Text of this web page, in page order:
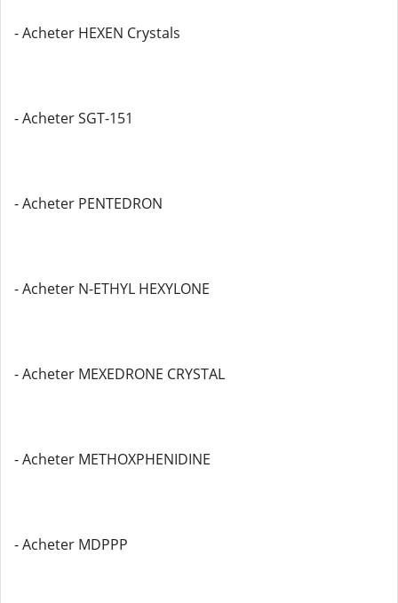
- Acheter HEXEN Crystals
- Acheter SGT-151
- Acheter PENTEDRON
- Acheter N-ETHYL HEXYLONE
- Acheter MEXEDRONE CRYSTAL
- Acheter METHOXPHENIDINE
- Acheter MDPPP